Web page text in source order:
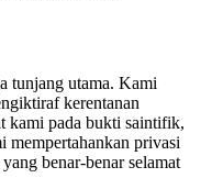
tunjang utama. Kami
kerentanan
kami pada bukti saintifik,
mempertahankan privasi
benar-benar selamat